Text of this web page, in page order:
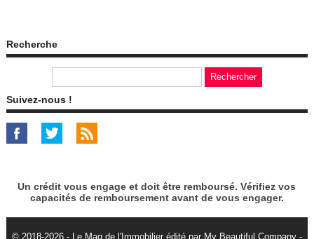
Recherche
Suivez-nous !
Un crédit vous engage et doit être remboursé. Vérifiez vos
capacités de remboursement avant de vous engager.
© 2018-2026 - Le Mag de l'Immobilier édité par My Beautiful Company -